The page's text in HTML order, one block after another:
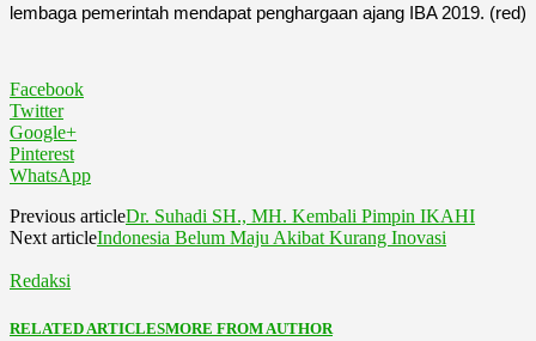
lembaga pemerintah mendapat penghargaan ajang IBA 2019. (red)
Facebook
Twitter
Google+
Pinterest
WhatsApp
Previous articleDr. Suhadi SH., MH. Kembali Pimpin IKAHI
Next articleIndonesia Belum Maju Akibat Kurang Inovasi
Redaksi
RELATED ARTICLESMORE FROM AUTHOR